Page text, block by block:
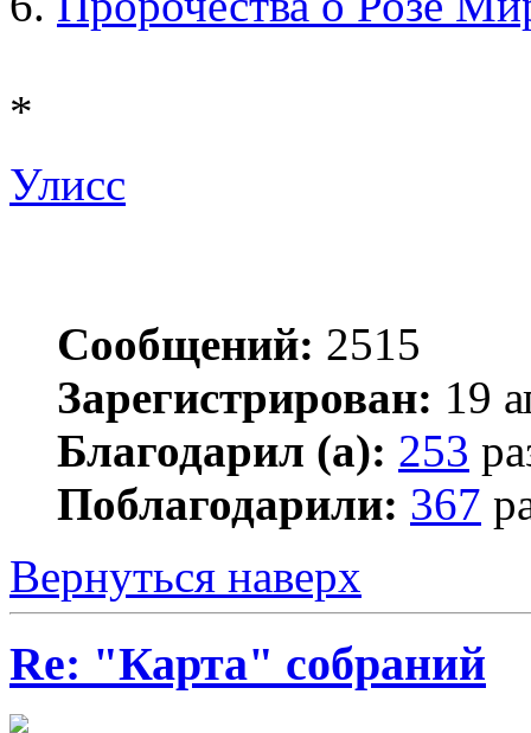
*
Улисс
Сообщений: 2515
Зарегистрирован: 19
Благодарил (а): 253
Поблагодарили: 367
Вернуться наверх
Re: "Карта" собраний